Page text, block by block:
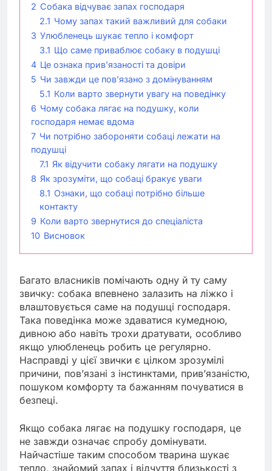
2 Собака відчуває запах господаря
2.1 Чому запах такий важливий для собаки
3 Улюбленець шукає тепло і комфорт
3.1 Що саме приваблює собаку в подушці
4 Це ознака прив’язаності та довіри
5 Чи завжди це пов’язано з домінуванням
5.1 Коли варто звернути увагу на поведінку
6 Чому собака лягає на подушку, коли
господаря немає вдома
7 Чи потрібно забороняти собаці лежати на
подушці
7.1 Як відучити собаку лягати на подушку
8 Як зрозуміти, що собаці бракує уваги
8.1 Ознаки, що собаці потрібно більше
контакту
9 Коли варто звернутися до спеціаліста
10 Висновок
Багато власників помічають одну й ту саму
звичку: собака впевнено залазить на ліжко і
влаштовується саме на подушці господаря.
Така поведінка може здаватися кумедною,
дивною або навіть трохи дратувати, особливо
якщо улюбленець робить це регулярно.
Насправді у цієї звички є цілком зрозумілі
причини, пов’язані з інстинктами, прив’язаністю,
пошуком комфорту та бажанням почуватися в
безпеці.
Якщо собака лягає на подушку господаря, це
не завжди означає спробу домінувати.
Найчастіше таким способом тварина шукає
тепло, знайомий запах і відчуття близькості з